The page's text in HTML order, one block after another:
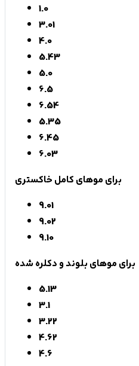
1.0
3.01
4.0
5.43
5.0
6.5
6.54
5.35
6.45
6.03
برای موهای کامل خاکستری
9.01
9.02
9.10
برای موهای بلوند و دکلره شده
5.13
3.1
3.22
4.62
4.6